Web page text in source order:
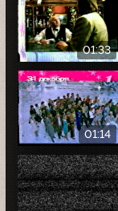
01:33
01:14